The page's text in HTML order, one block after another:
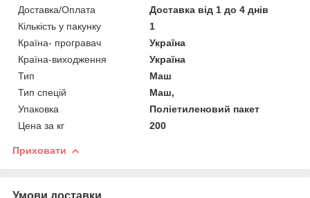
Доставка/Оплата
Доставка від 1 до 4 днів
Кількість у пакунку
1
Країна- програвач
Україна
Країна-виходження
Україна
Тип
Маш
Тип спецій
Маш,
Упаковка
Поліетиленовий пакет
Цена за кг
200
Приховати
Умови доставки